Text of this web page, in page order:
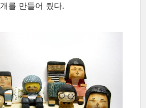
개를 만들어 줬다.